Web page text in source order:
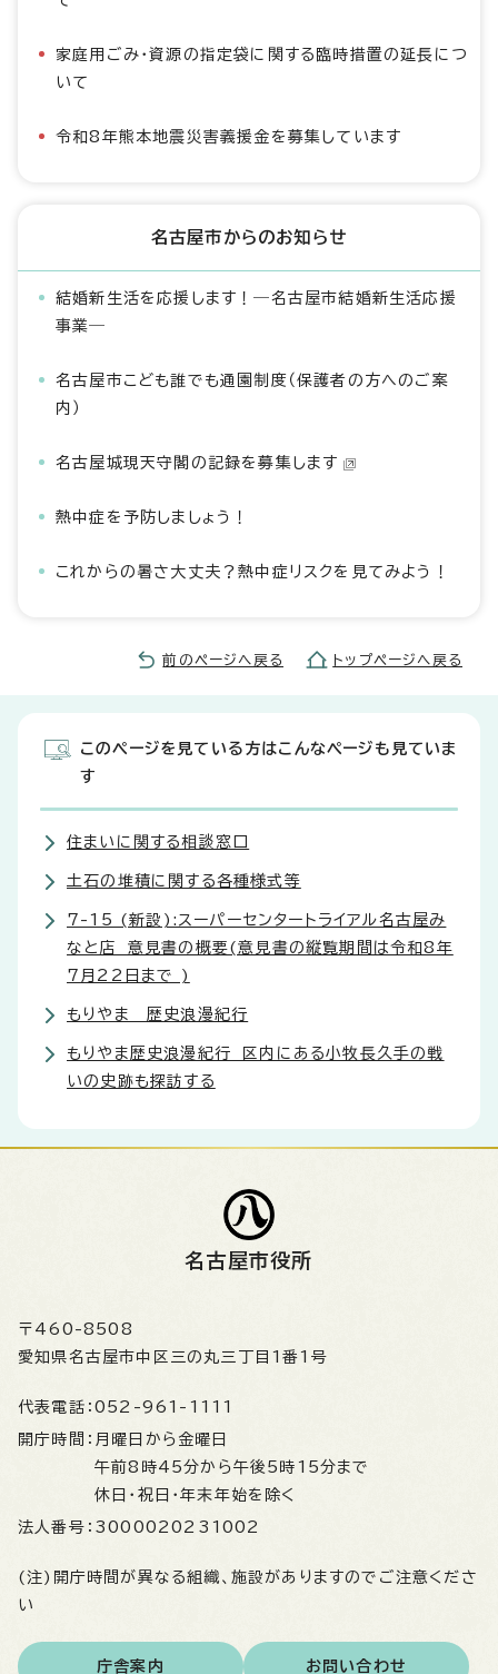
家庭用ごみ・資源の指定袋に関する臨時措置の延長につ
いて
令和8年熊本地震災害義援金を募集しています
名古屋市からのお知らせ
結婚新生活を応援します！―名古屋市結婚新生活応援
事業―
名古屋市こども誰でも通園制度（保護者の方へのご案
内）
名古屋城現天守閣の記録を募集します
熱中症を予防しましょう！
これからの暑さ大丈夫？熱中症リスクを見てみよう！
前のページへ戻る トップページへ戻る
このページを見ている方はこんなページも見ていま
す
住まいに関する相談窓口
土石の堆積に関する各種様式等
7-15 (新設):スーパーセンタートライアル名古屋み
なと店 意見書の概要(意見書の縦覧期間は令和8年
7月22日まで )
もりやま 歴史浪漫紀行
もりやま歴史浪漫紀行 区内にある小牧長久手の戦
いの史跡も探訪する
名古屋市役所
〒460-8508
愛知県名古屋市中区三の丸三丁目1番1号
代表電話： 052-961-1111
開庁時間： 月曜日から金曜日
午前8時45分から午後5時15分まで
休日・祝日・年末年始を除く
法人番号： 3000020231002
(注)開庁時間が異なる組織、施設がありますのでご注意くださ
い
庁舎案内 お問い合わせ